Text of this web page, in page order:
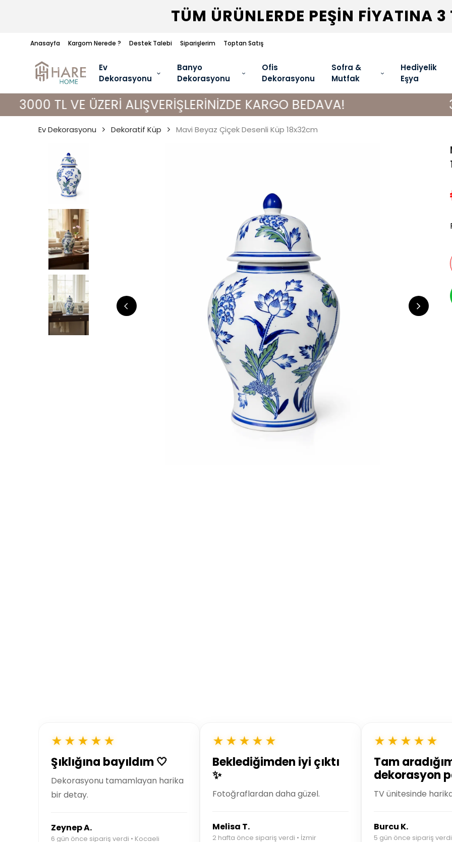
Anasayfa Kargom Nerede ? Destek Talebi Siparişlerim Toptan Satış
TÜM ÜRÜNLERDE PEŞİN FİYATINA 3
Ev
Dekorasyonu
Banyo
Dekorasyonu
Ofis
Dekorasyonu
Sofra &
Mutfak
Hediyelik
Eşya
VE ÜZERİ ALIŞVERİŞLERİNİZDE KARGO BEDAVA! 3000 TL
Ev Dekorasyonu Dekoratif Küp Mavi Beyaz Çiçek Desenli Küp 18x32cm
★★★★★
Şıklığına bayıldım 🤍
Dekorasyonu tamamlayan harika
bir detay.
Zeynep A.
6 gün önce sipariş verdi • Kocaeli
★★★★★
Beklediğimden iyi çıktı
✨
Fotoğraflardan daha güzel.
Melisa T.
2 hafta önce sipariş verdi • İzmir
★★★★★
Tam
dekorasyon
TV ünitesinde
Burcu K.
5 gün önce sipariş